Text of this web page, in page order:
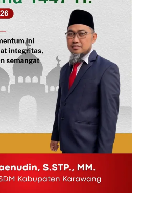
SUBSCRIBE NOW